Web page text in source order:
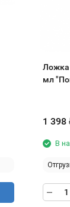
Ложка
мл
1 398
В